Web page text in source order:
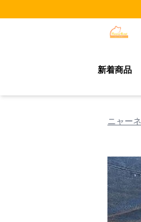
新着商品
ニャー